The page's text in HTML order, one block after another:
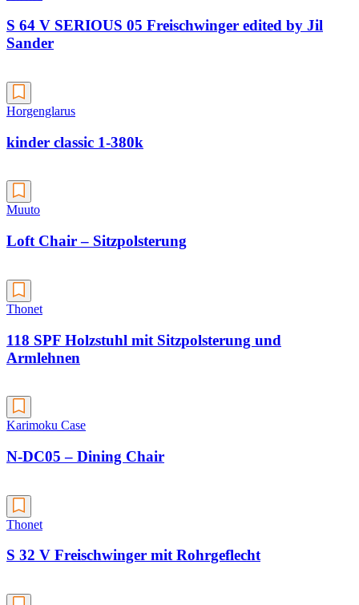
S 64 V SERIOUS 05 Freischwinger edited by Jil
Sander
Horgenglarus
kinder classic 1-380k
Muuto
Loft Chair – Sitzpolsterung
Thonet
118 SPF Holzstuhl mit Sitzpolsterung und
Armlehnen
Karimoku Case
N-DC05 – Dining Chair
Thonet
S 32 V Freischwinger mit Rohrgeflecht